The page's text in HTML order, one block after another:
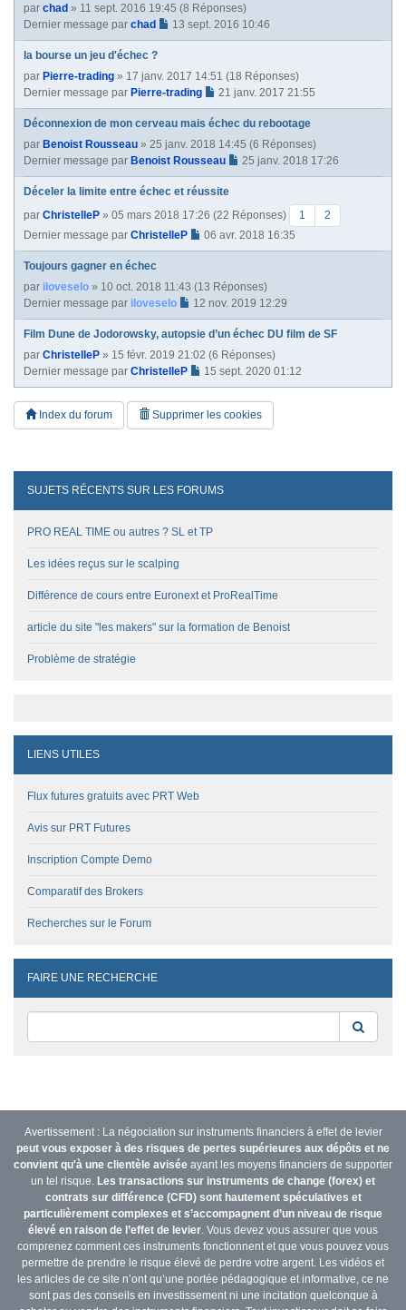
par chad » 11 sept. 2016 19:45 (8 Réponses)
Dernier message par chad 13 sept. 2016 10:46
la bourse un jeu d'échec ?
par Pierre-trading » 17 janv. 2017 14:51 (18 Réponses)
Dernier message par Pierre-trading 21 janv. 2017 21:55
Déconnexion de mon cerveau mais échec du rebootage
par Benoist Rousseau » 25 janv. 2018 14:45 (6 Réponses)
Dernier message par Benoist Rousseau 25 janv. 2018 17:26
Déceler la limite entre échec et réussite
par ChristelleP » 05 mars 2018 17:26 (22 Réponses) 1
2
Dernier message par ChristelleP 06 avr. 2018 16:35
Toujours gagner en échec
par iloveselo » 10 oct. 2018 11:43 (13 Réponses)
Dernier message par iloveselo 12 nov. 2019 12:29
Film Dune de Jodorowsky, autopsie d’un échec DU film de SF
par ChristelleP » 15 févr. 2019 21:02 (6 Réponses)
Dernier message par ChristelleP 15 sept. 2020 01:12
Index du forum Supprimer les cookies
SUJETS RÉCENTS SUR LES FORUMS
PRO REAL TIME ou autres ? SL et TP
Les idées reçus sur le scalping
Différence de cours entre Euronext et ProRealTime
article du site "les makers" sur la formation de Benoist
Problème de stratégie
LIENS UTILES
Flux futures gratuits avec PRT Web
Avis sur PRT Futures
Inscription Compte Demo
Comparatif des Brokers
Recherches sur le Forum
FAIRE UNE RECHERCHE
Avertissement : La négociation sur instruments financiers à effet de levier
peut vous exposer à des risques de pertes supérieures aux dépôts et ne
convient qu'à une clientèle avisée ayant les moyens financiers de supporter
un tel risque. Les transactions sur instruments de change (forex) et
contrats sur différence (CFD) sont hautement spéculatives et
particulièrement complexes et s’accompagnent d’un niveau de risque
élevé en raison de l’effet de levier. Vous devez vous assurer que vous
comprenez comment ces instruments fonctionnent et que vous pouvez vous
permettre de prendre le risque élevé de perdre votre argent. Les vidéos et
les articles de ce site n’ont qu’une portée pédagogique et informative, ce ne
sont pas des conseils en investissement ni une incitation quelconque à